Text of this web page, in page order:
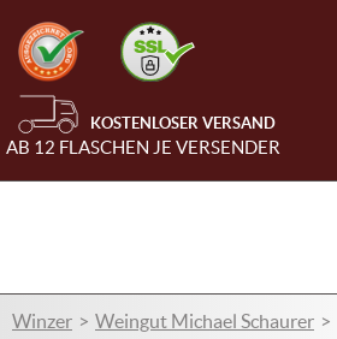
KOSTENLOSER VERSAND
AB 12 FLASCHEN JE VERSENDER
Winzer Weingut Michael Schaurer